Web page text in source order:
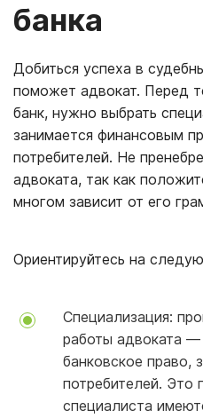
банка
Добиться успеха в
поможет адвокат. Перед
банк, нужно выбрать
занимается финансовым
потребителей. Не
адвоката, так как
многом зависит от его
Ориентируйтесь на
Специализация:
работы адвоката
банковское право,
потребителей. Это
специалиста